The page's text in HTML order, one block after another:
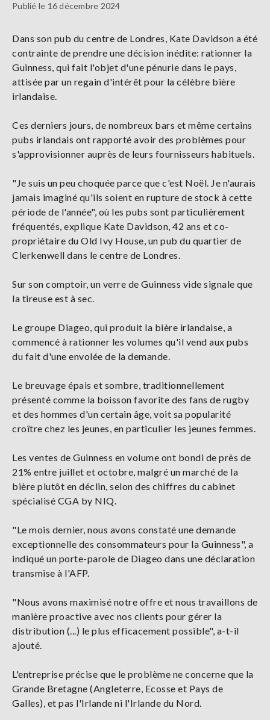
Publié le 16 décembre 2024
Dans son pub du centre de Londres, Kate Davidson a été
contrainte de prendre une décision inédite: rationner la
Guinness, qui fait l'objet d'une pénurie dans le pays,
attisée par un regain d'intérêt pour la célèbre bière
irlandaise.
Ces derniers jours, de nombreux bars et même certains
pubs irlandais ont rapporté avoir des problèmes pour
s'approvisionner auprès de leurs fournisseurs habituels.
"Je suis un peu choquée parce que c'est Noël. Je n'aurais
jamais imaginé qu'ils soient en rupture de stock à cette
période de l'année", où les pubs sont particulièrement
fréquentés, explique Kate Davidson, 42 ans et co-
propriétaire du Old Ivy House, un pub du quartier de
Clerkenwell dans le centre de Londres.
Sur son comptoir, un verre de Guinness vide signale que
la tireuse est à sec.
Le groupe Diageo, qui produit la bière irlandaise, a
commencé à rationner les volumes qu'il vend aux pubs
du fait d'une envolée de la demande.
Le breuvage épais et sombre, traditionnellement
présenté comme la boisson favorite des fans de rugby
et des hommes d'un certain âge, voit sa popularité
croître chez les jeunes, en particulier les jeunes femmes.
Les ventes de Guinness en volume ont bondi de près de
21% entre juillet et octobre, malgré un marché de la
bière plutôt en déclin, selon des chiffres du cabinet
spécialisé CGA by NIQ.
"Le mois dernier, nous avons constaté une demande
exceptionnelle des consommateurs pour la Guinness", a
indiqué un porte-parole de Diageo dans une déclaration
transmise à l'AFP.
"Nous avons maximisé notre offre et nous travaillons de
manière proactive avec nos clients pour gérer la
distribution (...) le plus efficacement possible", a-t-il
ajouté.
L'entreprise précise que le problème ne concerne que la
Grande Bretagne (Angleterre, Ecosse et Pays de
Galles), et pas l'Irlande ni l'Irlande du Nord.